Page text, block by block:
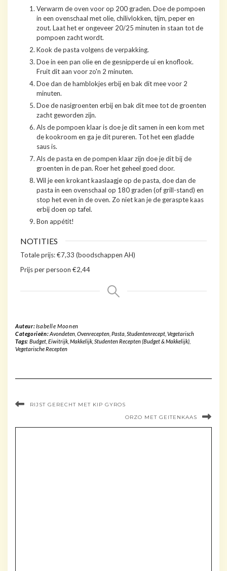
Verwarm de oven voor op 200 graden. Doe de pompoen
in een ovenschaal met olie, chilivlokken, tijm, peper en
zout. Laat het er ongeveer 20/25 minuten in staan tot de
pompoen zacht wordt.
Kook de pasta volgens de verpakking.
Doe in een pan olie en de gesnipperde ui en knoflook.
Fruit dit aan voor zo'n 2 minuten.
Doe dan de hamblokjes erbij en bak dit mee voor 2
minuten.
Doe de nasigroenten erbij en bak dit mee tot de groenten
zacht geworden zijn.
Als de pompoen klaar is doe je dit samen in een kom met
de kookroom en ga je dit pureren. Tot het een gladde
saus is.
Als de pasta en de pompen klaar zijn doe je dit bij de
groenten in de pan. Roer het geheel goed door.
Wil je een krokant kaaslaagje op de pasta, doe dan de
pasta in een ovenschaal op 180 graden (of grill-stand) en
stop het even in de oven. Zo niet kan je de geraspte kaas
erbij doen op tafel.
Bon appétit!
NOTITIES
Totale prijs: €7,33 (boodschappen AH)
Prijs per persoon €2,44
Auteur:Isabelle Moonen
Categorieën:Avondeten, Ovenrecepten, Pasta Studentenrecept, Vegetarisch
Tags: Budget, Eiwitrijk, Makkelijk, Studenten Recepten (Budget & Makkelijk),
Vegetarische Recepten
RIJST GERECHT MET KIP GYROS
ORZO MET GEITENKAAS